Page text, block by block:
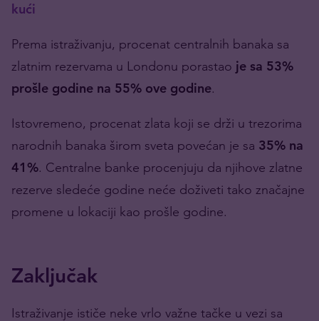
kući
Prema istraživanju, procenat centralnih banaka sa
zlatnim rezervama u Londonu porastao je sa 53%
prošle godine na 55% ove godine.
Istovremeno, procenat zlata koji se drži u trezorima
narodnih banaka širom sveta povećan je sa 35% na
41%. Centralne banke procenjuju da njihove zlatne
rezerve sledeće godine neće doživeti tako značajne
promene u lokaciji kao prošle godine.
Zaključak
Istraživanje ističe neke vrlo važne tačke u vezi sa